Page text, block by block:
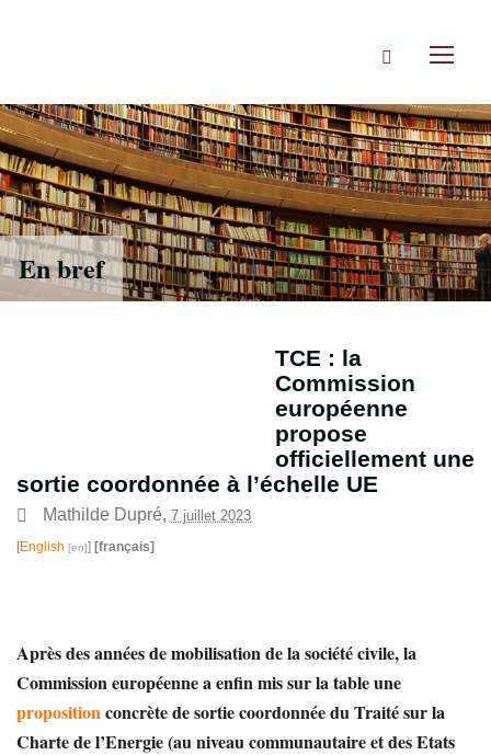
Rechercher
En bref
TCE : la
Commission
européenne
propose
officiellement une
sortie coordonnée à l’échelle UE
Mathilde Dupré, 7 juillet 2023
[English ] [français]
Après des années de mobilisation de la société civile, la
Commission européenne a enfin mis sur la table une
propositionconcrète de sortie coordonnée du Traité sur la
Charte de l’Energie (au niveau communautaire et des Etats